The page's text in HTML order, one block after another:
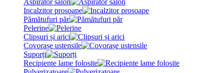
Aspirator salon
Incalzitor prosoape
Pămătufuri păr
Pelerine
Clipsuri și arici
Covorașe ustensile
Suporți
Recipiente lame folosite